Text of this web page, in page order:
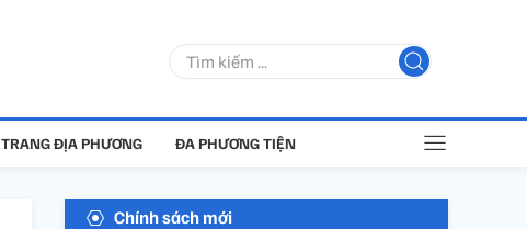
TRANG ĐỊA PHƯƠNG ĐA PHƯƠNG TIỆN
Chính sách mới